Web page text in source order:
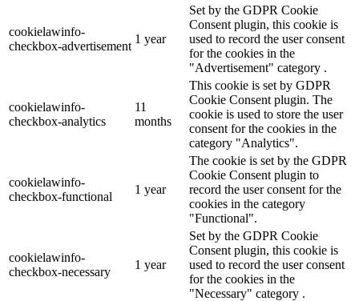
cookielawinfo-
checkbox-advertisement
1 year
Set by the GDPR Cookie
Consent plugin, this cookie is
used to record the user consent
for the cookies in the
"Advertisement" category .
cookielawinfo-
checkbox-analytics
11
months
This cookie is set by GDPR
Cookie Consent plugin. The
cookie is used to store the user
consent for the cookies in the
category "Analytics".
cookielawinfo-
checkbox-functional
1 year
The cookie is set by the GDPR
Cookie Consent plugin to
record the user consent for the
cookies in the category
"Functional".
cookielawinfo-
checkbox-necessary
1 year
Set by the GDPR Cookie
Consent plugin, this cookie is
used to record the user consent
for the cookies in the
"Necessary" category .